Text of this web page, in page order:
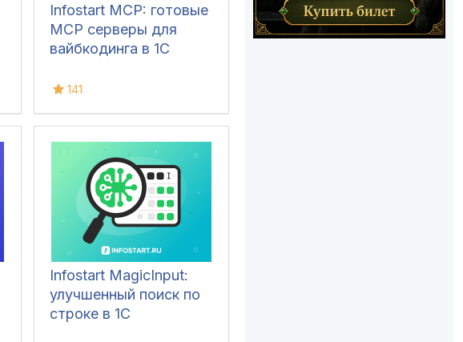
Infostart MCP: готовые
MCP серверы для
вайбкодинга в 1С
141
Infostart MagicInput:
улучшенный поиск по
строке в 1С